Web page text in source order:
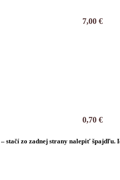
7,00 €
0,70 €
– stačí zo zadnej strany nalepiť špajdľu.